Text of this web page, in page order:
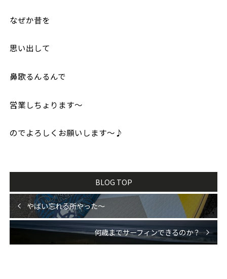
なぜか昔を
思い出して
鼻歌るんるんで
営業しちょります〜
のでよろしくお願いします〜♪
BLOG TOP
やばい忘れる所やった〜
何歳までサーフィンできるのか？